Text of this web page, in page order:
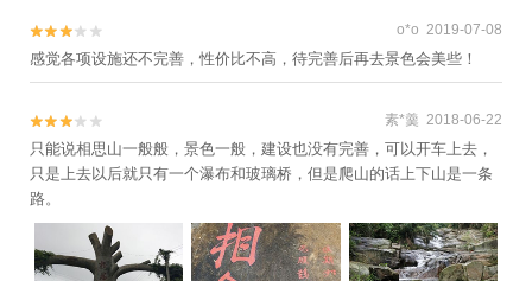

 o*o 2019-07-08
感觉各项设施还不完善，性价比不高，待完善后再去景色会美些！

 素*羹 2018-06-22
只能说相思山一般般，景色一般，建设也没有完善，可以开车上去，
只是上去以后就只有一个瀑布和玻璃桥，但是爬山的话上下山是一条
路。